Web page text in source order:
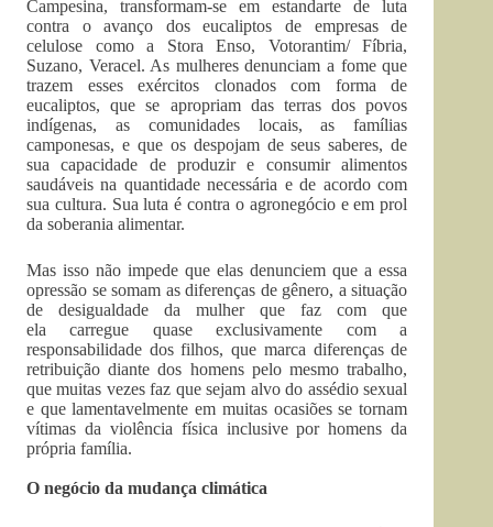
Campesina, transformam-se em estandarte de luta
contra o avanço dos eucaliptos de empresas de
celulose como a Stora Enso, Votorantim/ Fíbria,
Suzano, Veracel. As mulheres denunciam a fome que
trazem esses exércitos clonados com forma de
eucaliptos, que se apropriam das terras dos povos
indígenas, as comunidades locais, as famílias
camponesas, e que os despojam de seus saberes, de
sua capacidade de produzir e consumir alimentos
saudáveis na quantidade necessária e de acordo com
sua cultura. Sua luta é contra o agronegócio e em prol
da soberania alimentar.
Mas isso não impede que elas denunciem que a essa
opressão se somam as diferenças de gênero, a situação
de desigualdade da mulher que faz com que
ela carregue quase exclusivamente com a
responsabilidade dos filhos, que marca diferenças de
retribuição diante dos homens pelo mesmo trabalho,
que muitas vezes faz que sejam alvo do assédio sexual
e que lamentavelmente em muitas ocasiões se tornam
vítimas da violência física inclusive por homens da
própria família.
O negócio da mudança climática